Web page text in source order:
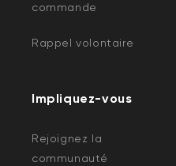
commande
Rappel volontaire
Impliquez-vous
Rejoignez la
communauté